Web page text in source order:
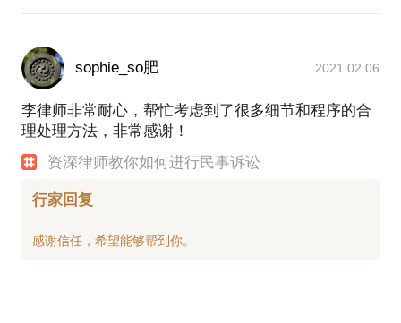
sophie_so肥 2021.02.06
李律师非常耐心，帮忙考虑到了很多细节和程序的合
理处理方法，非常感谢！
资深律师教你如何进行民事诉讼
行家回复